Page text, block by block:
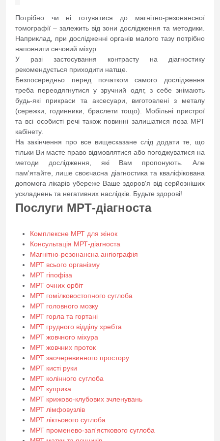
Потрібно чи ні готуватися до магнітно-резонансної
томографії – залежить від зони дослідження та методики.
Наприклад, при дослідженні органів малого тазу потрібно
наповнити сечовий міхур.
У разі застосування контрасту на діагностику
рекомендується приходити натще.
Безпосередньо перед початком самого дослідження
треба переодягнутися у зручний одяг, з себе знімають
будь-які прикраси та аксесуари, виготовлені з металу
(сережки, годинники, браслети тощо). Мобільні пристрої
та всі особисті речі також повинні залишатися поза МРТ
кабінету.
На закінчення про все вищесказане слід додати те, що
тільки Ви маєте право відмовлятися або погоджуватися на
методи дослідження, які Вам пропонують. Але
пам'ятайте, лише своєчасна діагностика та кваліфікована
допомога лікарів убереже Ваше здоров'я від серйозніших
ускладнень та негативних наслідків. Будьте здорові!
Послуги МРТ-діагноста
Комплексне МРТ для жінок
Консультація МРТ-діагноста
Магнітно-резонансна ангіографія
МРТ всього організму
МРТ гіпофіза
МРТ очних орбіт
МРТ гомілковостопного суглоба
МРТ головного мозку
МРТ горла та гортані
МРТ грудного відділу хребта
МРТ жовчного міхура
МРТ жовчних проток
МРТ заочеревинного простору
МРТ кисті руки
МРТ колінного суглоба
МРТ куприка
МРТ крижово-клубових зчленувань
МРТ лімфовузлів
МРТ ліктьового суглоба
МРТ променево-зап'ясткового суглоба